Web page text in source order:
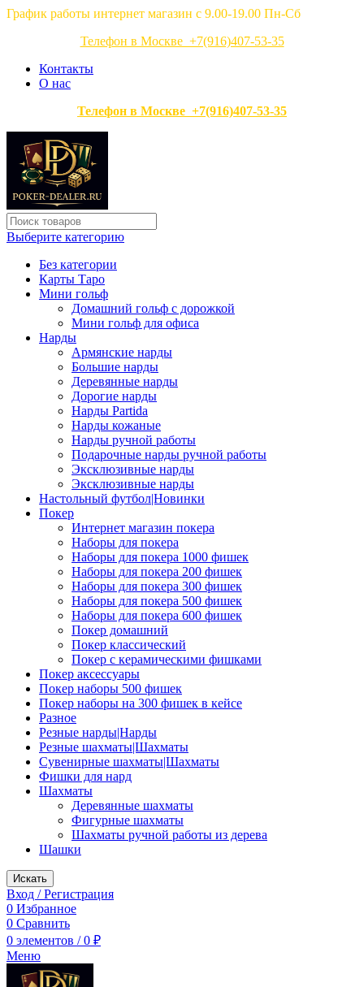
График работы интернет магазин с 9.00-19.00 Пн-Сб
Телефон в Москве +7(916)407-53-35
Контакты
О нас
Телефон в Москве +7(916)407-53-35
Выберите категорию
Без категории
Карты Таро
Мини гольф
Домашний гольф с дорожкой
Мини гольф для офиса
Нарды
Армянские нарды
Большие нарды
Деревянные нарды
Дорогие нарды
Нарды Partida
Нарды кожаные
Нарды ручной работы
Подарочные нарды ручной работы
Эксклюзивные нарды
Эксклюзивные нарды
Настольный футбол|Новинки
Покер
Интернет магазин покера
Наборы для покера
Наборы для покера 1000 фишек
Наборы для покера 200 фишек
Наборы для покера 300 фишек
Наборы для покера 500 фишек
Наборы для покера 600 фишек
Покер домашний
Покер классический
Покер с керамическими фишками
Покер аксессуары
Покер наборы 500 фишек
Покер наборы на 300 фишек в кейсе
Разное
Резные нарды|Нарды
Резные шахматы|Шахматы
Сувенирные шахматы|Шахматы
Фишки для нард
Шахматы
Деревянные шахматы
Фигурные шахматы
Шахматы ручной работы из дерева
Шашки
Искать
Вход / Регистрация
0 Избранное
0 Сравнить
0 элементов / 0 ₽
Меню